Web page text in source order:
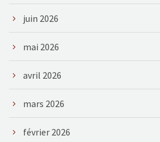
juin 2026
mai 2026
avril 2026
mars 2026
février 2026